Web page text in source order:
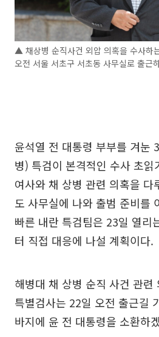
▲ 채상병 순직사건 외압 의혹을 수사하
오전 서울 서초구 서초동 사무실로 출근
윤석열 전 대통령 부부를 겨눈
병) 특검이 본격적인 수사 초읽
여사와 채 상병 관련 의혹을 다
도 사무실에 나와 출범 준비를
빠른 내란 특검팀은 23일 열리
터 직접 대응에 나설 계획이다.
해병대 채 상병 순직 사건 관련
특별검사는 22일 오전 출근길
바지에 윤 전 대통령을 소환하